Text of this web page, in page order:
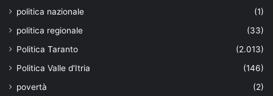
politica nazionale
(1)
politica regionale
(33)
Politica Taranto
(2.013)
Politica Valle d'Itria
(146)
povertà
(2)